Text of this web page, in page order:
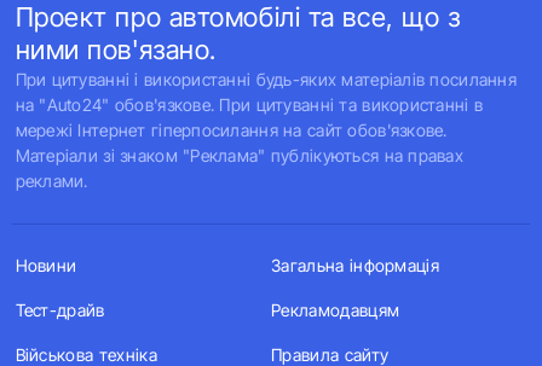
Проект про автомобілі та все, що з
ними пов'язано.
При цитуванні і використанні будь-яких матеріалів посилання
на "Auto24" обов'язкове. При цитуванні та використанні в
мережі Інтернет гіперпосилання на сайт обов'язкове.
Матеріали зі знаком "Реклама" публікуються на правах
реклами.
Новини
Тест-драйв
Військова техніка
Загальна інформація
Рекламодавцям
Правила сайту